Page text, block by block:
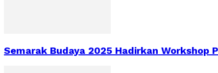
Semarak Budaya 2025 Hadirkan Workshop